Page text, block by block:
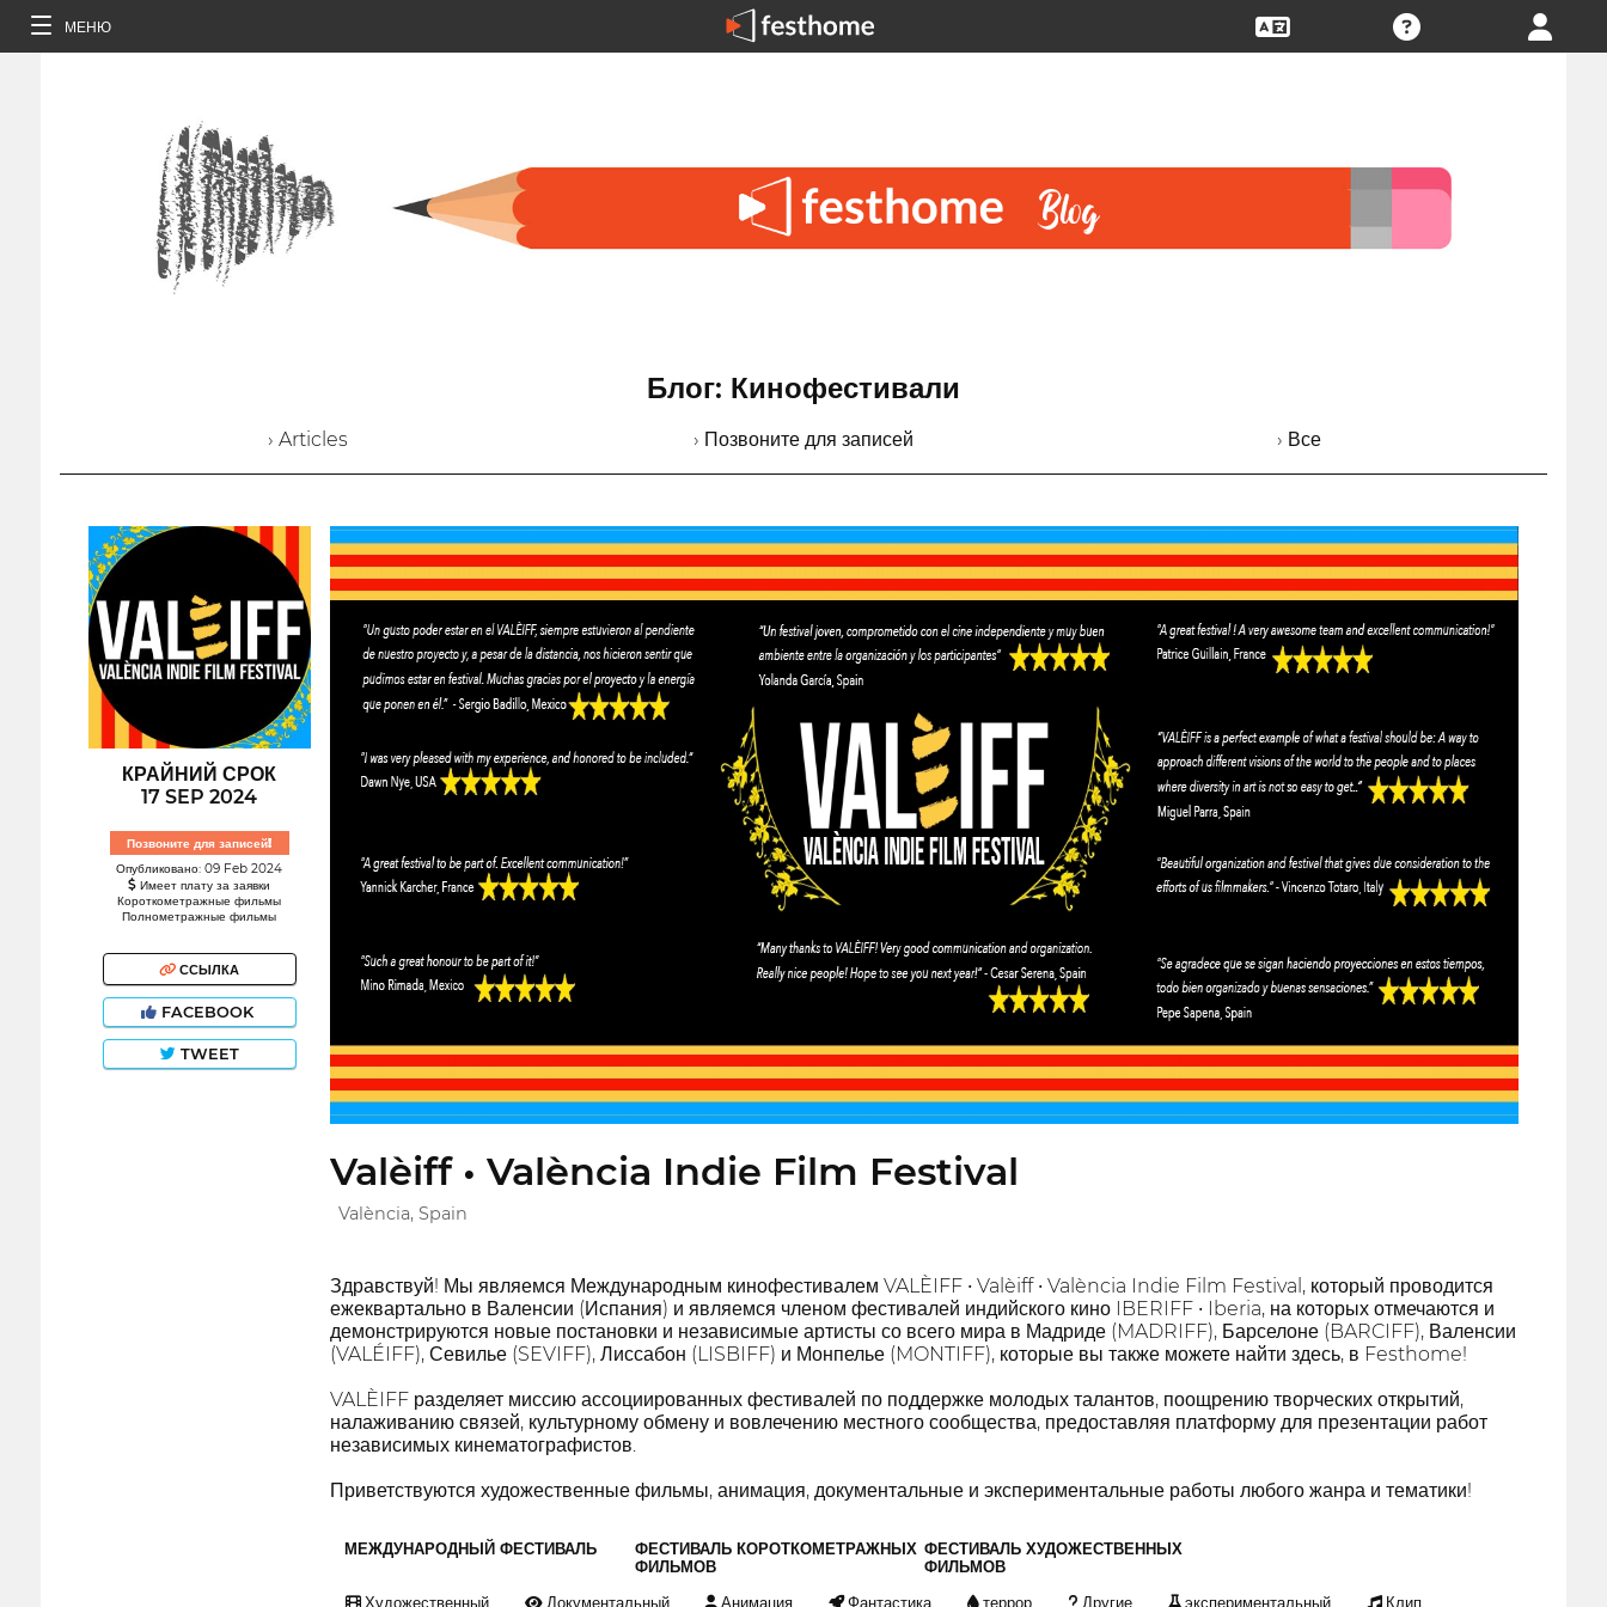
МЕНЮ
Блог: Кинофестивали
› Articles › Позвоните для записей › Все
КРАЙНИЙ СРОК
17 SEP 2024
Позвоните для записей!
Опубликовано: 09 Feb 2024
Имеет плату за заявки
Короткометражные фильмы
Полнометражные фильмы
ССЫЛКА
FACEBOOK
TWEET
Valèiff • València Indie Film Festival
València, Spain
Здравствуй! Мы являемся Международным кинофестивалем VALÈIFF • Valèiff • València Indie Film Festival, который проводится
ежеквартально в Валенсии (Испания) и являемся членом фестивалей индийского кино IBERIFF • Iberia, на которых отмечаются и
демонстрируются новые постановки и независимые артисты со всего мира в Мадриде (MADRIFF), Барселоне (BARCIFF), Валенсии
(VALÉIFF), Севилье (SEVIFF), Лиссабон (LISBIFF) и Монпелье (MONTIFF), которые вы также можете найти здесь, в Festhome!
VALÈIFF разделяет миссию ассоциированных фестивалей по поддержке молодых талантов, поощрению творческих открытий,
налаживанию связей, культурному обмену и вовлечению местного сообщества, предоставляя платформу для презентации работ
независимых кинематографистов.
Приветствуются художественные фильмы, анимация, документальные и экспериментальные работы любого жанра и тематики!
МЕЖДУНАРОДНЫЙ ФЕСТИВАЛЬ
ФЕСТИВАЛЬ КОРОТКОМЕТРАЖНЫХ
ФИЛЬМОВ
ФЕСТИВАЛЬ ХУДОЖЕСТВЕННЫХ
ФИЛЬМОВ
Художественный Документальный Анимация Фантастика террор Другие экспериментальный Клип